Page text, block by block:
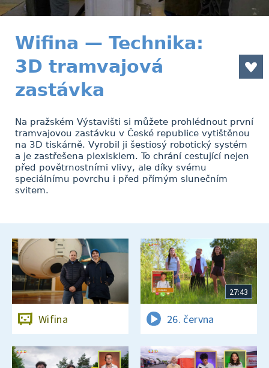
Wifina — Technika:
3D tramvajová
zastávka
Na pražském Výstavišti si můžete prohlédnout první
tramvajovou zastávku v České republice vytištěnou
na 3D tiskárně. Vyrobil ji šestiosý robotický systém
a je zastřešena plexisklem. To chrání cestující nejen
před povětrnostními vlivy, ale díky svému
speciálnímu povrchu i před přímým slunečním
svitem.
Wifina
27:43
26. června